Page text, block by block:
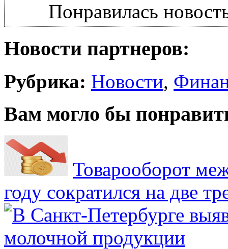
Понравилась
Новости партнеров:
Рубрика: Новости,
Вам могло бы
Товарооборот
году сократился на две